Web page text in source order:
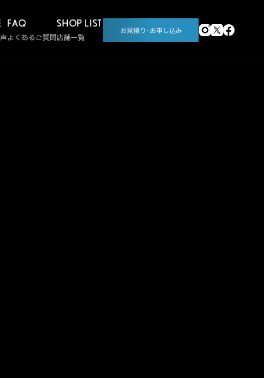
FAQ
よくあるご質問
SHOP LIST
店舗一覧
お見積り･お申し込み